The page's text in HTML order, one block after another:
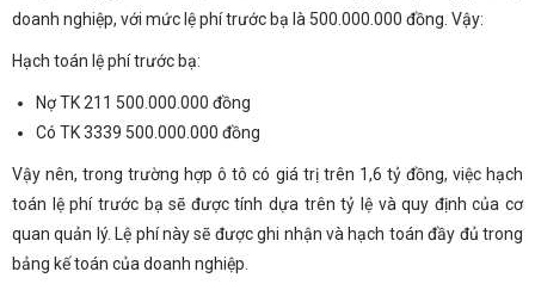
doanh nghiệp, với mức lệ phí trước bạ là 500.000.000 đồng. Vậy:
Hạch toán lệ phí trước bạ:
Nợ TK 211 500.000.000 đồng
Có TK 3339 500.000.000 đồng
Vậy nên, trong trường hợp ô tô có giá trị trên 1,6 tỷ đồng, việc hạch
toán lệ phí trước bạ sẽ được tính dựa trên tỷ lệ và quy định của cơ
quan quản lý. Lệ phí này sẽ được ghi nhận và hạch toán đầy đủ trong
bảng kế toán của doanh nghiệp.